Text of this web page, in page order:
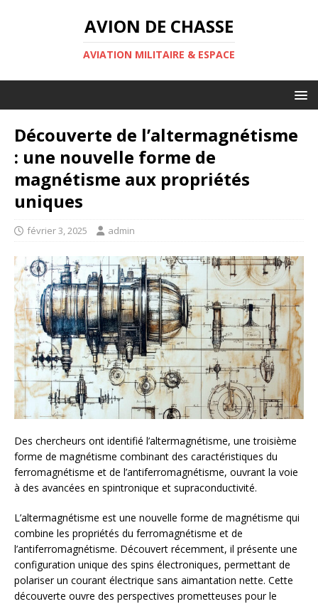
AVION DE CHASSE
AVIATION MILITAIRE & ESPACE
Découverte de l’altermagnétisme
: une nouvelle forme de
magnétisme aux propriétés
uniques
février 3, 2025 admin
Des chercheurs ont identifié l’altermagnétisme, une troisième
forme de magnétisme combinant des caractéristiques du
ferromagnétisme et de l’antiferromagnétisme, ouvrant la voie
à des avancées en spintronique et supraconductivité.
L’altermagnétisme est une nouvelle forme de magnétisme qui
combine les propriétés du ferromagnétisme et de
l’antiferromagnétisme. Découvert récemment, il présente une
configuration unique des spins électroniques, permettant de
polariser un courant électrique sans aimantation nette. Cette
découverte ouvre des perspectives prometteuses pour le